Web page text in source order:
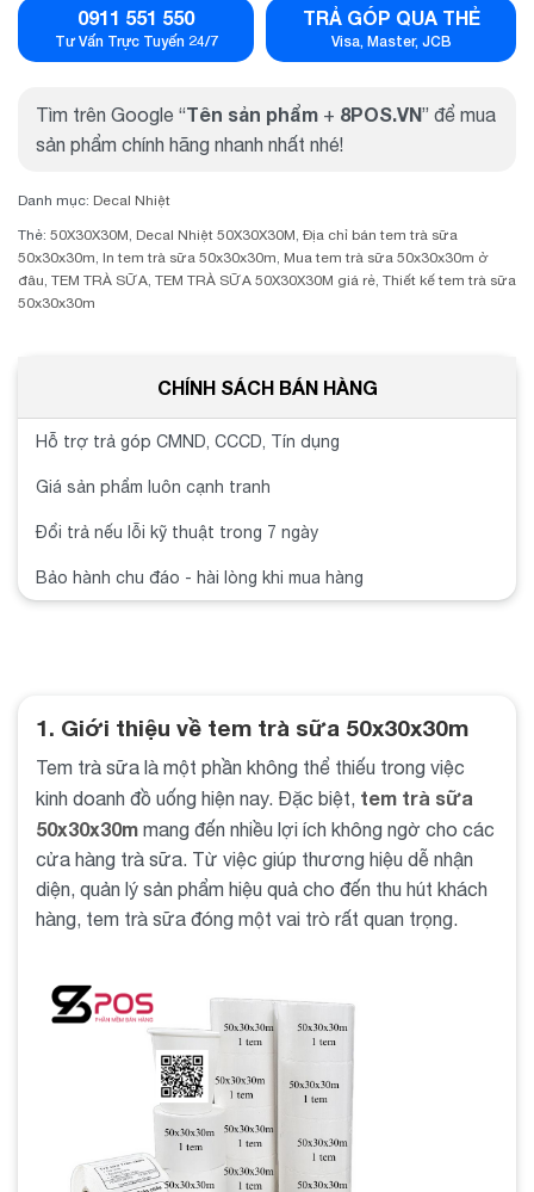
0911 551 550
Tư Vấn Trực Tuyến 24/7
TRẢ GÓP QUA THẺ
Visa, Master, JCB
Tìm trên Google “Tên sản phẩm + 8POS.VN” để mua
sản phẩm chính hãng nhanh nhất nhé!
Danh mục: Decal Nhiệt
Thẻ: 50X30X30M, Decal Nhiệt 50X30X30M, Địa chỉ bán tem trà sữa
50x30x30m, In tem trà sữa 50x30x30m, Mua tem trà sữa 50x30x30m ở
đâu, TEM TRÀ SỮA, TEM TRÀ SỮA 50X30X30M giá rẻ, Thiết kế tem trà sữa
50x30x30m
CHÍNH SÁCH BÁN HÀNG
Hỗ trợ trả góp CMND, CCCD, Tín dụng
Giá sản phẩm luôn cạnh tranh
Đổi trả nếu lỗi kỹ thuật trong 7 ngày
Bảo hành chu đáo - hài lòng khi mua hàng
1. Giới thiệu về tem trà sữa 50x30x30m
Tem trà sữa là một phần không thể thiếu trong việc
kinh doanh đồ uống hiện nay. Đặc biệt, tem trà sữa
50x30x30m mang đến nhiều lợi ích không ngờ cho các
cửa hàng trà sữa. Từ việc giúp thương hiệu dễ nhận
diện, quản lý sản phẩm hiệu quả cho đến thu hút khách
hàng, tem trà sữa đóng một vai trò rất quan trọng.